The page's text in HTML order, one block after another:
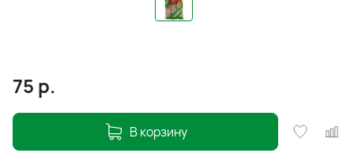
75 р.
В корзину